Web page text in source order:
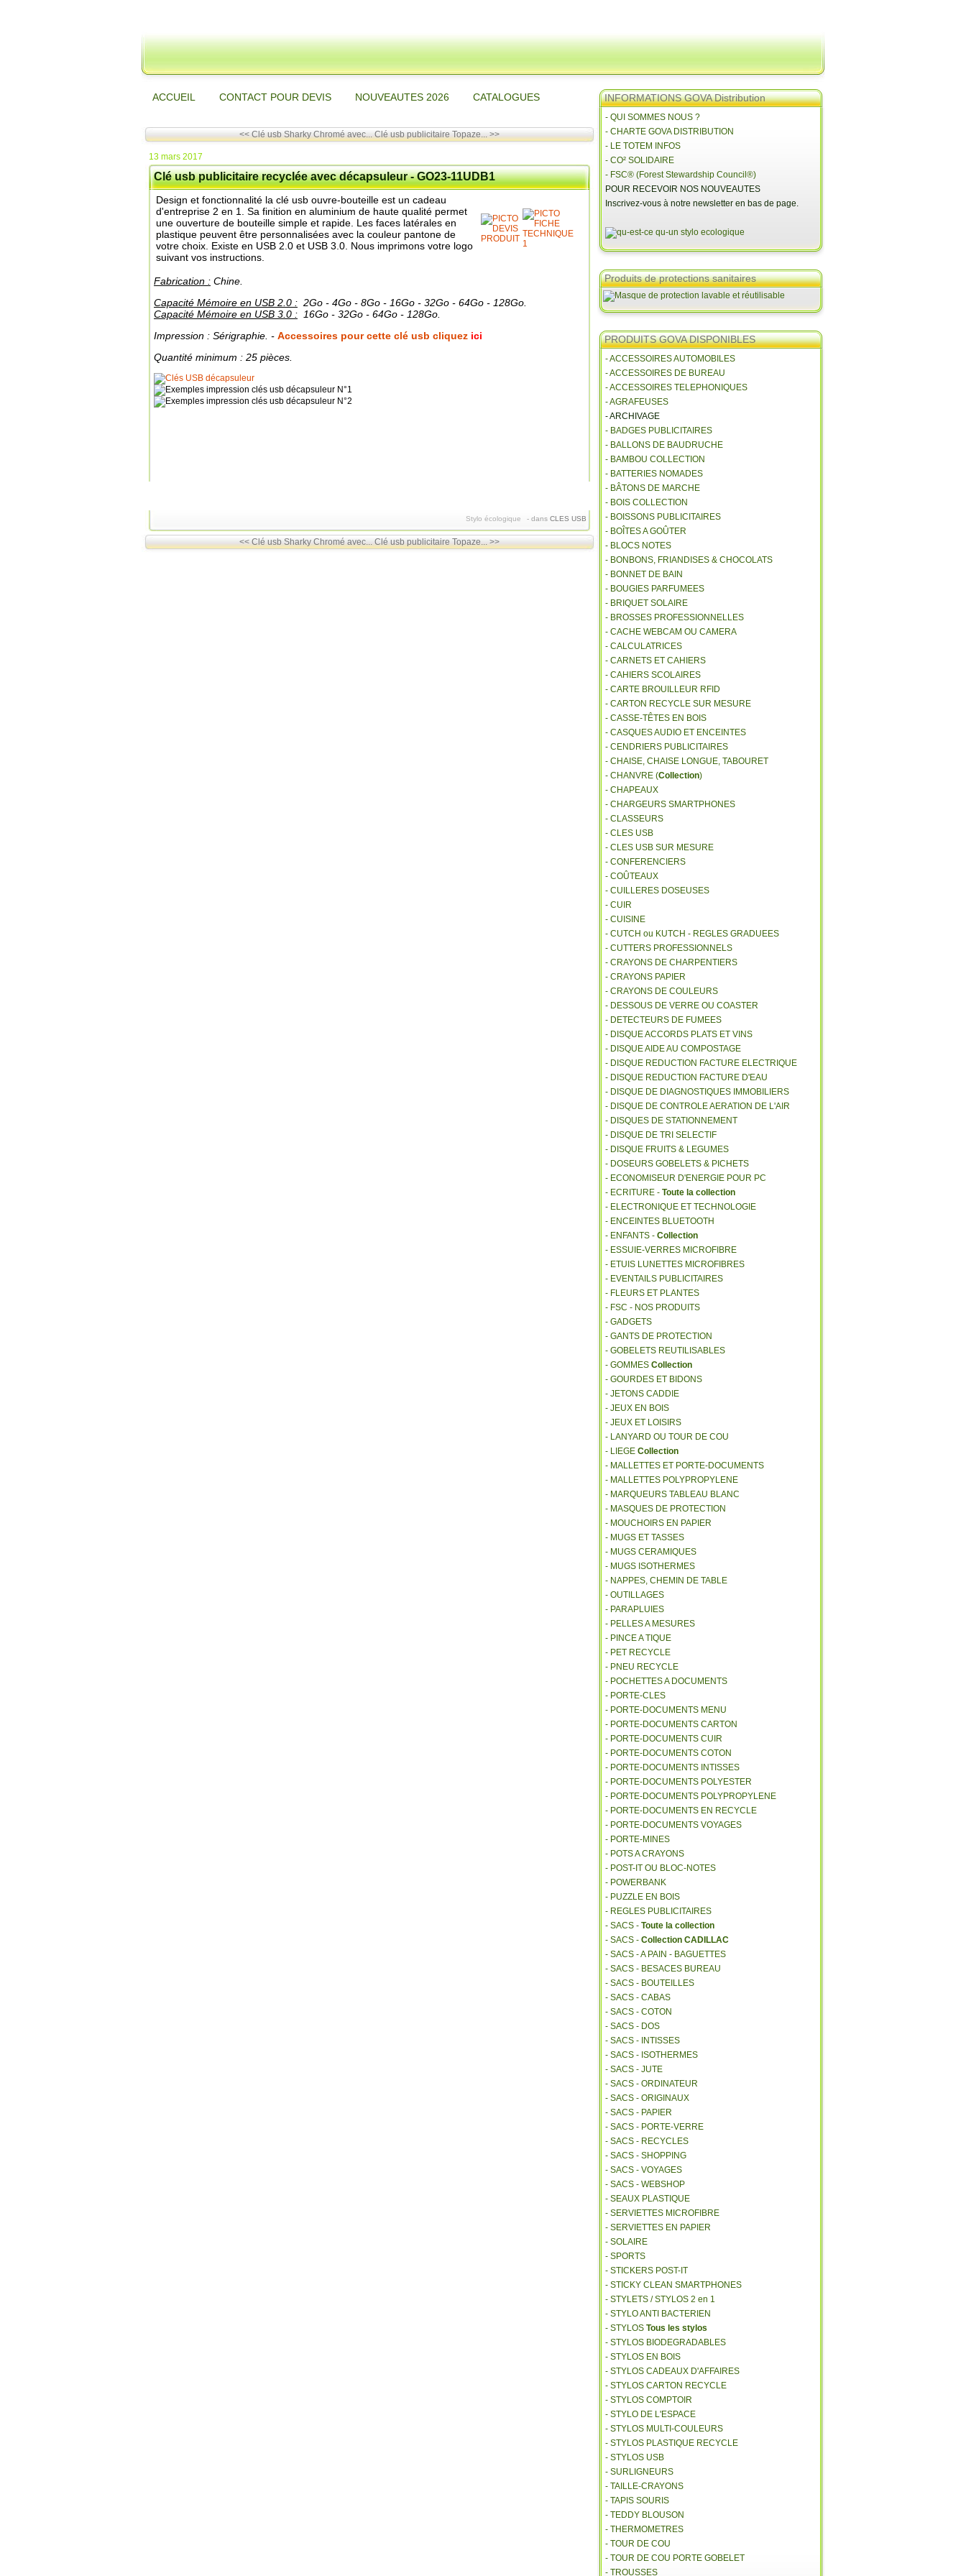
ACCUEIL CONTACT POUR DEVIS NOUVEAUTES 2026 CATALOGUES
<< Clé usb Sharky Chromé avec... Clé usb publicitaire Topaze... >>
13 mars 2017
Clé usb publicitaire recyclée avec décapsuleur - GO23-11UDB1
Design et fonctionnalité la clé usb ouvre-bouteille est un cadeau
d'entreprise 2 en 1. Sa finition en aluminium de haute qualité permet
une ouverture de bouteille simple et rapide. Les faces latérales en
plastique peuvent être personnalisées avec la couleur pantone de
votre choix. Existe en USB 2.0 et USB 3.0. Nous imprimons votre logo
suivant vos instructions.
Fabrication : Chine.
Capacité Mémoire en USB 2.0 : 2Go - 4Go - 8Go - 16Go - 32Go - 64Go - 128Go.
Capacité Mémoire en USB 3.0 : 16Go - 32Go - 64Go - 128Go.
Impression : Sérigraphie. - Accessoires pour cette clé usb cliquez ici
Quantité minimum : 25 pièces.
Stylo écologique - dans CLES USB
<< Clé usb Sharky Chromé avec... Clé usb publicitaire Topaze... >>
INFORMATIONS GOVA Distribution
- QUI SOMMES NOUS ?
- CHARTE GOVA DISTRIBUTION
- LE TOTEM INFOS
- CO² SOLIDAIRE
- FSC® (Forest Stewardship Council®)
POUR RECEVOIR NOS NOUVEAUTES
Inscrivez-vous à notre newsletter en bas de page.
Produits de protections sanitaires
PRODUITS GOVA DISPONIBLES
- ACCESSOIRES AUTOMOBILES
- ACCESSOIRES DE BUREAU
- ACCESSOIRES TELEPHONIQUES
- AGRAFEUSES
- ARCHIVAGE
- BADGES PUBLICITAIRES
- BALLONS DE BAUDRUCHE
- BAMBOU COLLECTION
- BATTERIES NOMADES
- BÂTONS DE MARCHE
- BOIS COLLECTION
- BOISSONS PUBLICITAIRES
- BOÎTES A GOÛTER
- BLOCS NOTES
- BONBONS, FRIANDISES & CHOCOLATS
- BONNET DE BAIN
- BOUGIES PARFUMEES
- BRIQUET SOLAIRE
- BROSSES PROFESSIONNELLES
- CACHE WEBCAM OU CAMERA
- CALCULATRICES
- CARNETS ET CAHIERS
- CAHIERS SCOLAIRES
- CARTE BROUILLEUR RFID
- CARTON RECYCLE SUR MESURE
- CASSE-TÊTES EN BOIS
- CASQUES AUDIO ET ENCEINTES
- CENDRIERS PUBLICITAIRES
- CHAISE, CHAISE LONGUE, TABOURET
- CHANVRE (Collection)
- CHAPEAUX
- CHARGEURS SMARTPHONES
- CLASSEURS
- CLES USB
- CLES USB SUR MESURE
- CONFERENCIERS
- COÛTEAUX
- CUILLERES DOSEUSES
- CUIR
- CUISINE
- CUTCH ou KUTCH - REGLES GRADUEES
- CUTTERS PROFESSIONNELS
- CRAYONS DE CHARPENTIERS
- CRAYONS PAPIER
- CRAYONS DE COULEURS
- DESSOUS DE VERRE OU COASTER
- DETECTEURS DE FUMEES
- DISQUE ACCORDS PLATS ET VINS
- DISQUE AIDE AU COMPOSTAGE
- DISQUE REDUCTION FACTURE ELECTRIQUE
- DISQUE REDUCTION FACTURE D'EAU
- DISQUE DE DIAGNOSTIQUES IMMOBILIERS
- DISQUE DE CONTROLE AERATION DE L'AIR
- DISQUES DE STATIONNEMENT
- DISQUE DE TRI SELECTIF
- DISQUE FRUITS & LEGUMES
- DOSEURS GOBELETS & PICHETS
- ECONOMISEUR D'ENERGIE POUR PC
- ECRITURE - Toute la collection
- ELECTRONIQUE ET TECHNOLOGIE
- ENCEINTES BLUETOOTH
- ENFANTS - Collection
- ESSUIE-VERRES MICROFIBRE
- ETUIS LUNETTES MICROFIBRES
- EVENTAILS PUBLICITAIRES
- FLEURS ET PLANTES
- FSC - NOS PRODUITS
- GADGETS
- GANTS DE PROTECTION
- GOBELETS REUTILISABLES
- GOMMES Collection
- GOURDES ET BIDONS
- JETONS CADDIE
- JEUX EN BOIS
- JEUX ET LOISIRS
- LANYARD OU TOUR DE COU
- LIEGE Collection
- MALLETTES ET PORTE-DOCUMENTS
- MALLETTES POLYPROPYLENE
- MARQUEURS TABLEAU BLANC
- MASQUES DE PROTECTION
- MOUCHOIRS EN PAPIER
- MUGS ET TASSES
- MUGS CERAMIQUES
- MUGS ISOTHERMES
- NAPPES, CHEMIN DE TABLE
- OUTILLAGES
- PARAPLUIES
- PELLES A MESURES
- PINCE A TIQUE
- PET RECYCLE
- PNEU RECYCLE
- POCHETTES A DOCUMENTS
- PORTE-CLES
- PORTE-DOCUMENTS MENU
- PORTE-DOCUMENTS CARTON
- PORTE-DOCUMENTS CUIR
- PORTE-DOCUMENTS COTON
- PORTE-DOCUMENTS INTISSES
- PORTE-DOCUMENTS POLYESTER
- PORTE-DOCUMENTS POLYPROPYLENE
- PORTE-DOCUMENTS EN RECYCLE
- PORTE-DOCUMENTS VOYAGES
- PORTE-MINES
- POTS A CRAYONS
- POST-IT OU BLOC-NOTES
- POWERBANK
- PUZZLE EN BOIS
- REGLES PUBLICITAIRES
- SACS - Toute la collection
- SACS - Collection CADILLAC
- SACS - A PAIN - BAGUETTES
- SACS - BESACES BUREAU
- SACS - BOUTEILLES
- SACS - CABAS
- SACS - COTON
- SACS - DOS
- SACS - INTISSES
- SACS - ISOTHERMES
- SACS - JUTE
- SACS - ORDINATEUR
- SACS - ORIGINAUX
- SACS - PAPIER
- SACS - PORTE-VERRE
- SACS - RECYCLES
- SACS - SHOPPING
- SACS - VOYAGES
- SACS - WEBSHOP
- SEAUX PLASTIQUE
- SERVIETTES MICROFIBRE
- SERVIETTES EN PAPIER
- SOLAIRE
- SPORTS
- STICKERS POST-IT
- STICKY CLEAN SMARTPHONES
- STYLETS / STYLOS 2 en 1
- STYLO ANTI BACTERIEN
- STYLOS Tous les stylos
- STYLOS BIODEGRADABLES
- STYLOS EN BOIS
- STYLOS CADEAUX D'AFFAIRES
- STYLOS CARTON RECYCLE
- STYLOS COMPTOIR
- STYLO DE L'ESPACE
- STYLOS MULTI-COULEURS
- STYLOS PLASTIQUE RECYCLE
- STYLOS USB
- SURLIGNEURS
- TAILLE-CRAYONS
- TAPIS SOURIS
- TEDDY BLOUSON
- THERMOMETRES
- TOUR DE COU
- TOUR DE COU PORTE GOBELET
- TROUSSES